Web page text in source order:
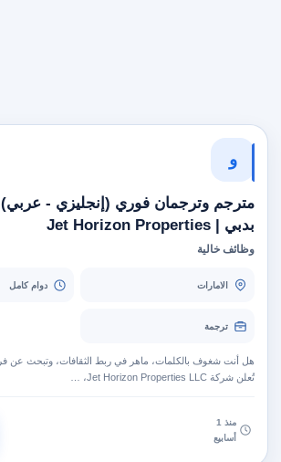
و
مترجم وترجمان فوري (إنجليزي -
بدبي | Jet Horizon Properties
وظائف خالية
الامارات دوام كامل
ترجمة
هل أنت شغوف بالكلمات، ماهر في ربط الثقافات، وتبحث عن
تُعلن شركة Jet Horizon Properties LLC، …
منذ 1
أسابيع